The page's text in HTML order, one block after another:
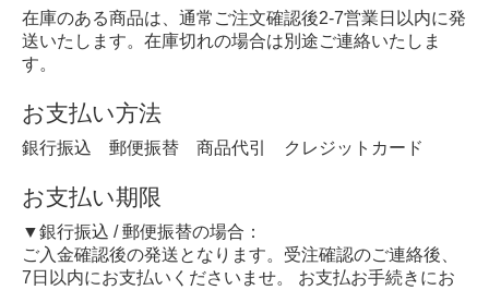
在庫のある商品は、通常ご注文確認後2-7営業日以内に発
送いたします。在庫切れの場合は別途ご連絡いたしま
す。
お支払い方法
銀行振込 郵便振替 商品代引 クレジットカード
お支払い期限
▼銀行振込 / 郵便振替の場合：
ご入金確認後の発送となります。受注確認のご連絡後、
7日以内にお支払いくださいませ。 お支払お手続きにお